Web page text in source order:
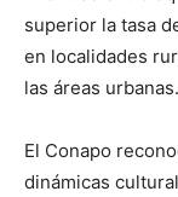
superior la tasa
en localidades
las áreas urbanas.
El Conapo
dinámicas